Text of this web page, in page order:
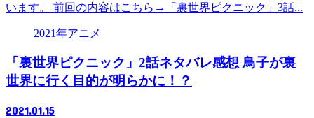
います。 前回の内容はこちら→「裏世界ピクニック」3話...
2021年アニメ
「裏世界ピクニック」2話ネタバレ感想 鳥子が裏
世界に行く目的が明らかに！？
2021.01.15